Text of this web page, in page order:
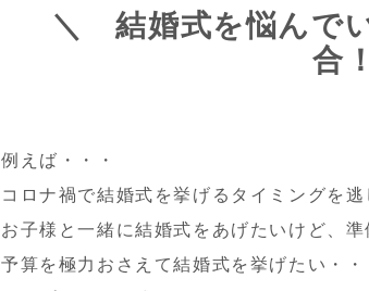
＼ 結婚式を悩んで
合
例えば・・・
コロナ禍で結婚式を挙げるタイミングを逃
お子様と一緒に結婚式をあげたいけど、準
予算を極力おさえて結婚式を挙げたい・・